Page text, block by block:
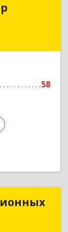
58
центр
Подробнее
"LabIT"